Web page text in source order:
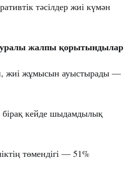
тәсілдер жиі күмән
жалпы қорытындылар
жиі жұмысын ауыстырады —
бірақ кейде шыдамдылық
төмендігі — 51%